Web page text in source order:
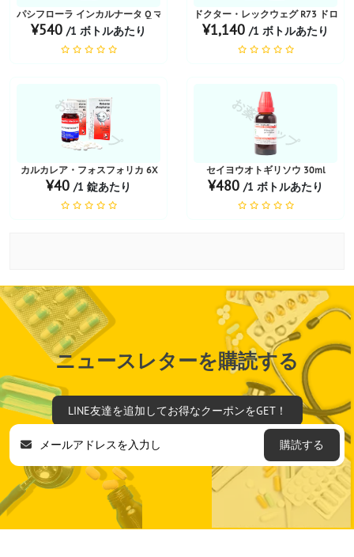
パシフローラ インカルナータ Q マザー チンキ
¥540 /1 ボトルあたり
ドクター・レックウェグ R73 ドロッ
¥1,140 /1 ボトルあたり
お薬ショップ
カルカレア・フォスフォリカ 6X
¥40 /1 錠あたり
お薬ショップ
セイヨウオトギリソウ 30ml
¥480 /1 ボトルあたり
ニュースレターを購読する
LINE友達を追加してお得なクーポンをGET！
購読する